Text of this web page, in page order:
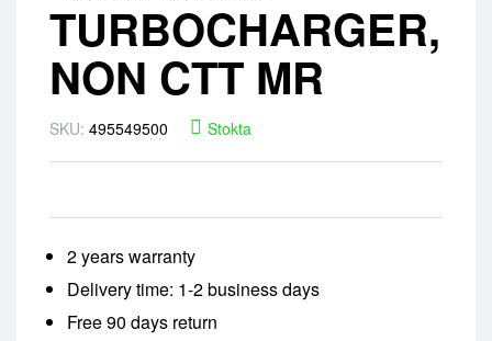
TURBOCHARGER,
NON CTT MR
SKU: 495549500 Stokta
2 years warranty
Delivery time: 1-2 business days
Free 90 days return